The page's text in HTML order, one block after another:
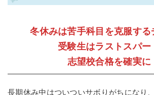
冬休みは苦手科目を克服する
受験生はラストスパー
志望校合格を確実に
長期休み中はついついサボりがちになり